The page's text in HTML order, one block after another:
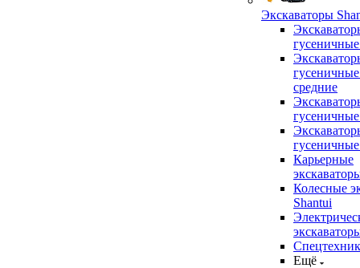
Экскаваторы
средние
Карьерные
Колесные
Shantui
Ещё